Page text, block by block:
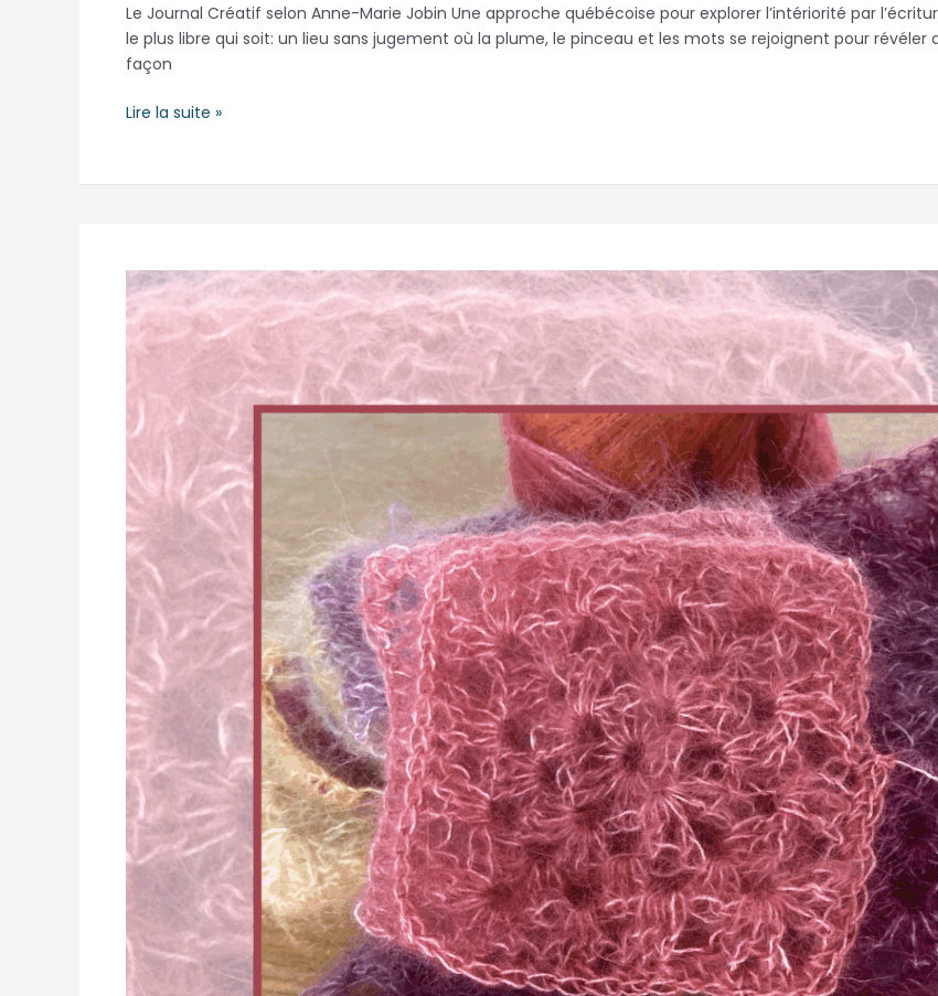
Le Journal Créatif selon Anne-Marie Jobin Une approche québécoise pour explorer l’intériorité par
le plus libre qui soit: un lieu sans jugement où la plume, le pinceau et les mots se rejoignent pour
façon
Lire la suite »
Le
Granny
Square
L’incontournable
du
crochet